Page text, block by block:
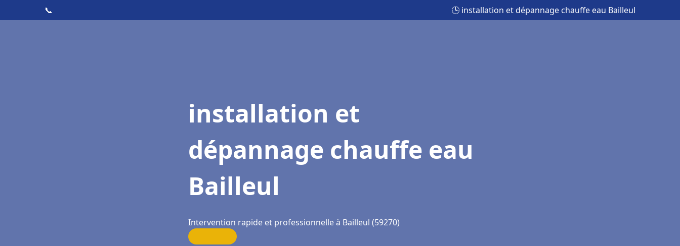
📞 🕒 installation et dépannage chauffe eau Bailleul
installation et
dépannage chauffe eau
Bailleul
Intervention rapide et professionnelle à Bailleul (59270)